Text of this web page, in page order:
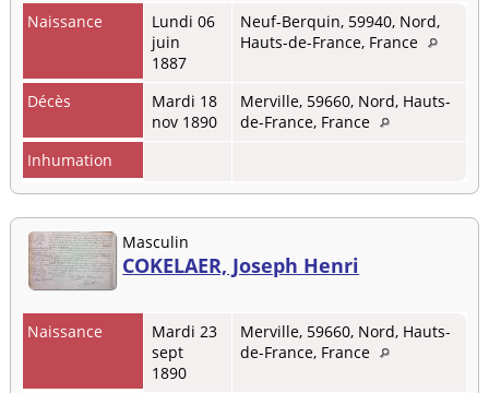
Naissance
Lundi 06
juin
1887
Neuf-Berquin, 59940, Nord,
Hauts-de-France, France
Décès
Mardi 18
nov 1890
Merville, 59660, Nord, Hauts-
de-France, France
Inhumation
Masculin
COKELAER, Joseph Henri
Naissance
Mardi 23
sept
1890
Merville, 59660, Nord, Hauts-
de-France, France